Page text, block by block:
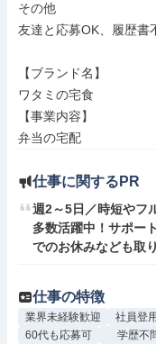
その他
友達と応募OK、履歴書
【ブランド名】
ワタミの宅食
【事業内容】
弁当の宅配
仕事に関するPR
週2～5日／時短やフ
多数活躍中！サポー
でのお休みなども取
仕事の特徴
業界未経験歓迎 社員登
60代も応募可
学歴不